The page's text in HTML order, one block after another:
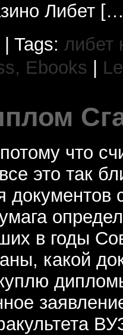
Либет
Tags: либет
Ebooks
что
это так
в годы
какой